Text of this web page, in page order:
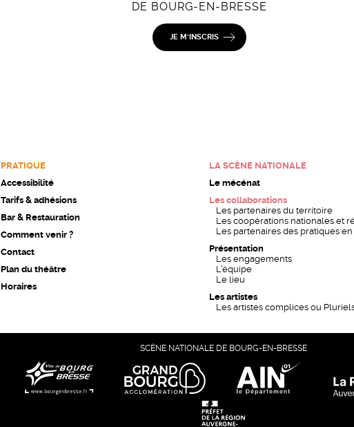
DE BOURG-EN-BRESSE
JE M'INSCRIS
PRATIQUE
Accessibilité
Tarifs & adhésions
Bar & Restauration
Comment venir ?
Contact
Plan du théâtre
Horaires
LA SCÈNE NATIONALE
Le mécénat
Les collaborations
Les partenaires du territoire
Les coopérations nationales et
Les partenaires des pratiques
Présentation
Les engagements
L’équipe
Le lieu
Les artistes
Les artistes complices ou
SCÈNE NATIONALE DE BOURG-EN-BRESSE